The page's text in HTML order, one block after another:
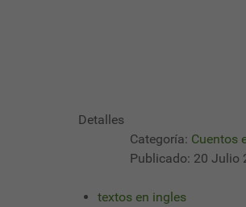
Detalles
Categoría: Cuentos
Publicado: 20 Julio
textos en ingles